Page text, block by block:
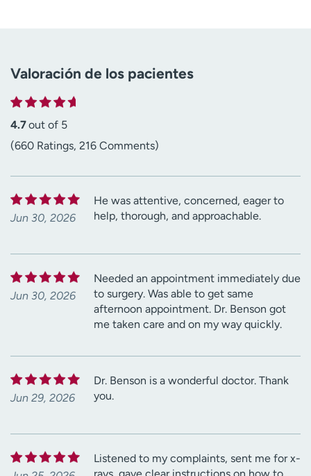
Valoración de los pacientes
4.7out of 5
(660 Ratings, 216 Comments)
Jun 30, 2026
He was attentive, concerned, eager to
help, thorough, and approachable.
Jun 30, 2026
Needed an appointment immediately due
to surgery. Was able to get same
afternoon appointment. Dr. Benson got
me taken care and on my way quickly.
Jun 29, 2026
Dr. Benson is a wonderful doctor. Thank
you.
Listened to my complaints, sent me for x-
rays, gave clear instructions on how to